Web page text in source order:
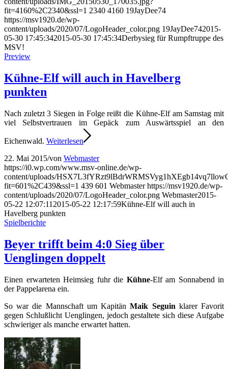
fit=4160%2C2340&ssl=1 2340 4160 19JayDee74
https://msv1920.de/wp-
content/uploads/2020/07/LogoHeader_color.png 19JayDee742015-
05-30 17:45:342015-05-30 17:45:34Derbysieg für Rumpftruppe des
MSV!
Preview
Kühne-Elf will auch in Havelberg
punkten
Nach zuletzt 3 Siegen in Folge reißt die Kühne-Elf am Samstag mit
viel Selbstvertrauen im Gepäck zum Auswärtsspiel an den
Eichenwald. Weiterlesen
22. Mai 2015/von Webmaster
https://i0.wp.com/www.msv-online.de/wp-
content/uploads/
fit=601%2C439&ssl=1 439 601 Webmaster https://msv1920.de/wp-
content/uploads/2020/07/LogoHeader_color.png Webmaster2015-
05-22 12:07:11 2015-05-22 12:17:59Kühne-Elf will auch in
Havelberg punkten
Spielberichte
Beyer trifft beim 4:0 Sieg über
Uenglingen doppelt
Einen erwarteten Heimsieg fuhr die Kühne-Elf am Sonnabend in
der Pappelarena ein.
So war die Mannschaft um KapitänMaik Seguin klarer Favorit
gegen Schlußlicht Uenglingen, jedoch gestaltete sich diese Aufgabe
schwieriger als manche erwartet hatten.